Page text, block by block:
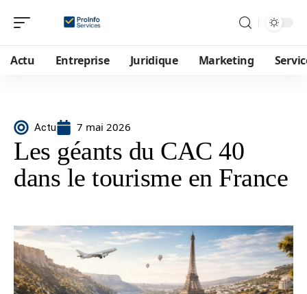
Actu Entreprise Juridique Marketing
Actu 7 mai 2026
Les géants du CAC 40
dans le tourisme en France